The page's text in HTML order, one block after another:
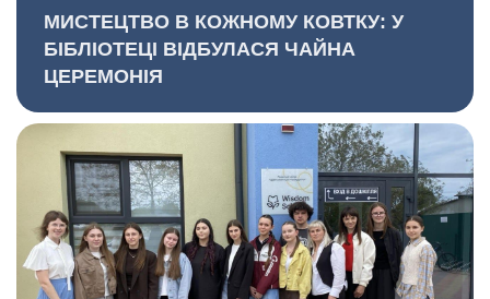
МИСТЕЦТВО В КОЖНОМУ КОВТКУ: У
БІБЛІОТЕЦІ ВІДБУЛАСЯ ЧАЙНА
ЦЕРЕМОНІЯ